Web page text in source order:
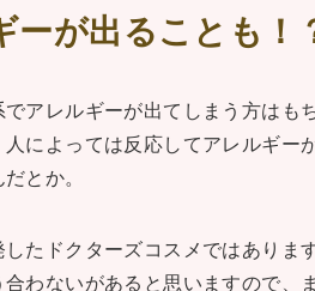
ーが出ることも！
アレルギーが出てしまう方はも
によっては反応してアレルギー
とか。
たドクターズコスメではありま
わないがあると思いますので、